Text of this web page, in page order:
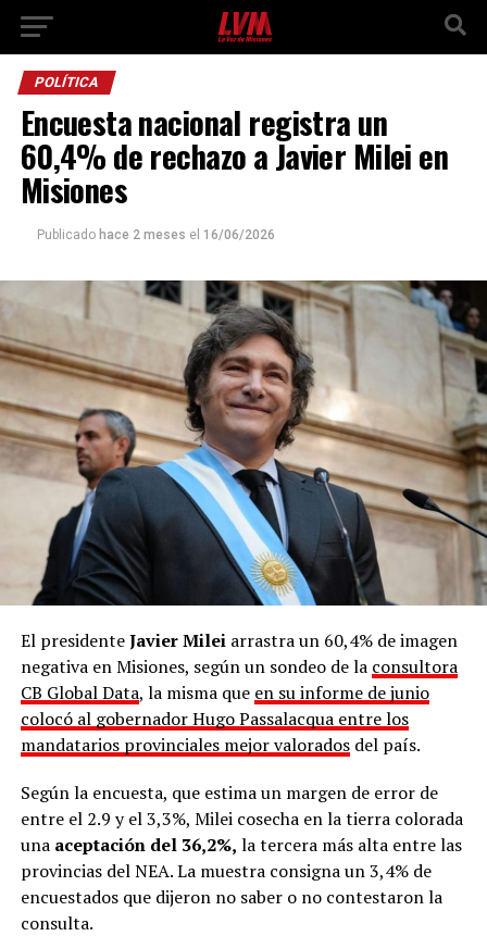
POLÍTICA
Encuesta nacional registra un
60,4% de rechazo a Javier Milei en
Misiones
Publicado hace 2 meses el 16/06/2026
El presidenteJavier Mileiarrastra un 60,4% de imagen
negativa en Misiones, según un sondeo de la consultora
CB Global Data, la misma que en su informe de junio
colocó al gobernador Hugo Passalacqua entre los
mandatarios provinciales mejor valoradosdel país.
Según la encuesta, que estima un margen de error de
entre el 2.9 y el 3,3%, Milei cosecha en la tierra colorada
una aceptación del 36,2%, la tercera más alta entre las
provincias del NEA. La muestra consigna un 3,4% de
encuestados que dijeron no saber o no contestaron la
consulta.